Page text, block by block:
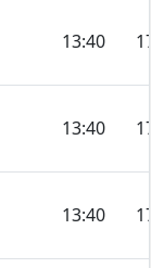
13:40
13:40
13:40